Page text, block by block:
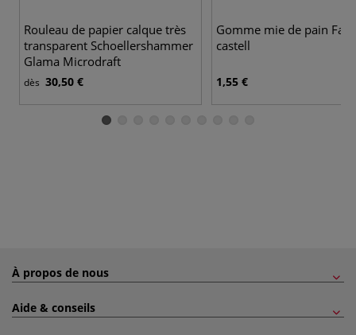
Rouleau de papier calque très
transparent Schoellershammer
Glama Microdraft
dès 30,50 €
Gomme mie de pain
castell
1,55 €
À propos de nous
Aide & conseils